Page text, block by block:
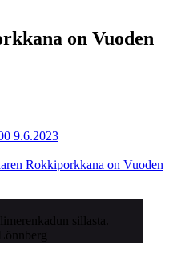
on Vuoden
9.6.2023
Rokkiporkkana on Vuoden
sillasta.